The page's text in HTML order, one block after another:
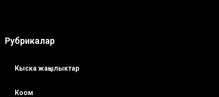
Рубрикалар
Кыска жаңылыктар
Коом